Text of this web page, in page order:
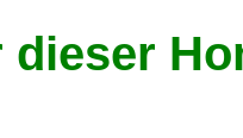
dieser